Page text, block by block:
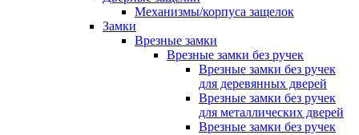
Механизмы/корпуса защелок
Замки
Врезные замки
Врезные замки без ручек
Врезные замки без ручек
для деревянных дверей
Врезные замки без ручек
для металлических дверей
Врезные замки без ручек